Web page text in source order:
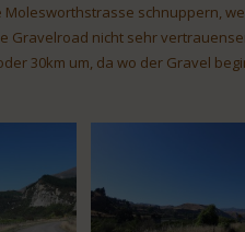
schnuppern,
nicht sehr
30km um, da wo der Gravel